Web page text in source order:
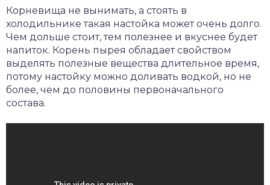
Корневища не вынимать, а стоять в
холодильнике такая настойка может очень долго.
Чем дольше стоит, тем полезнее и вкуснее будет
напиток. Корень пырея обладает свойством
выделять полезные вещества длительное время,
потому настойку можно доливать водкой, но не
более, чем до половины первоначального
состава.